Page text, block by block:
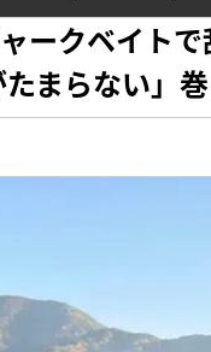
ークベイト
まらない」